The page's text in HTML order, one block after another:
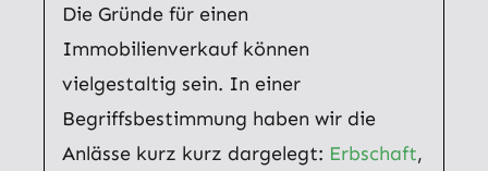
Die Gründe für einen
Immobilienverkauf können
vielgestaltig sein. In einer
Begriffsbestimmung haben wir die
Anlässe kurz kurz dargelegt: Erbschaft,